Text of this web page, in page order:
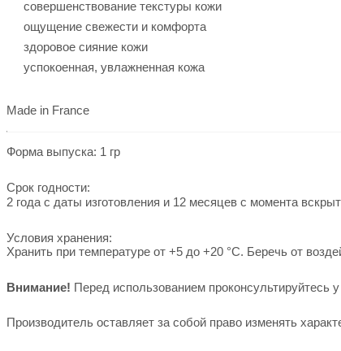
совершенствование текстуры кожи
ощущение свежести и комфорта
здоровое сияние кожи
успокоенная, увлажненная кожа
Made in France
Форма выпуска: 1 гр
Срок годности:
2 года с даты изготовления и 12 месяцев с момента
Условия хранения:
Хранить при температуре от +5 до +20 °С. Беречь от
Внимание! Перед использованием проконсультируйтесь
Производитель оставляет за собой право изменять